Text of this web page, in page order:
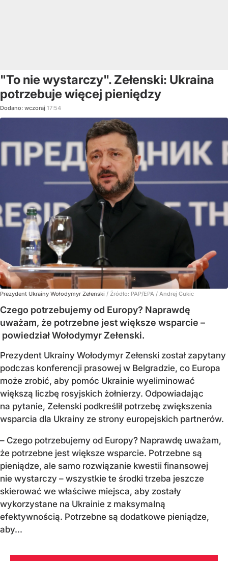
"To nie wystarczy". Zełenski: Ukraina
potrzebuje więcej pieniędzy
Dodano: wczoraj 17:54
Prezydent Ukrainy Wołodymyr Zełenski / Źródło: PAP/EPA / Andrej Cukic
Czego potrzebujemy od Europy? Naprawdę
uważam, że potrzebne jest większe wsparcie –
powiedział Wołodymyr Zełenski.
Prezydent Ukrainy Wołodymyr Zełenski został zapytany
podczas konferencji prasowej w Belgradzie, co Europa
może zrobić, aby pomóc Ukrainie wyeliminować
większą liczbę rosyjskich żołnierzy. Odpowiadając
na pytanie, Zełenski podkreślił potrzebę zwiększenia
wsparcia dla Ukrainy ze strony europejskich partnerów.
– Czego potrzebujemy od Europy? Naprawdę uważam,
że potrzebne jest większe wsparcie. Potrzebne są
pieniądze, ale samo rozwiązanie kwestii finansowej
nie wystarczy – wszystkie te środki trzeba jeszcze
skierować we właściwe miejsca, aby zostały
wykorzystane na Ukrainie z maksymalną
efektywnością. Potrzebne są dodatkowe pieniądze,
aby...